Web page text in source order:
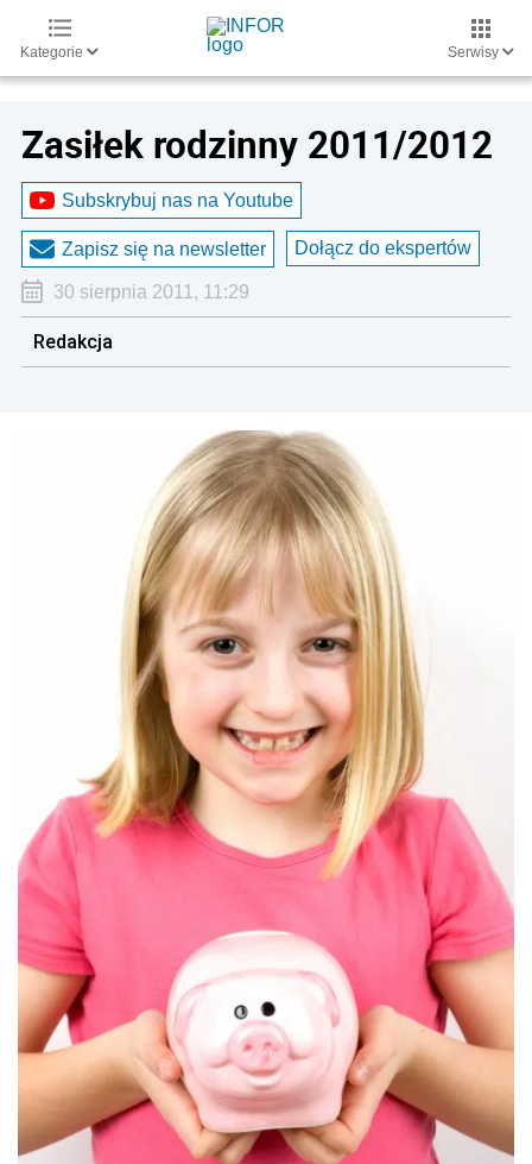
Kategorie Serwisy
Zasiłek rodzinny 2011/2012
Subskrybuj nas na Youtube
Zapisz się na newsletter Dołącz do ekspertów
30 sierpnia 2011, 11:29
Redakcja